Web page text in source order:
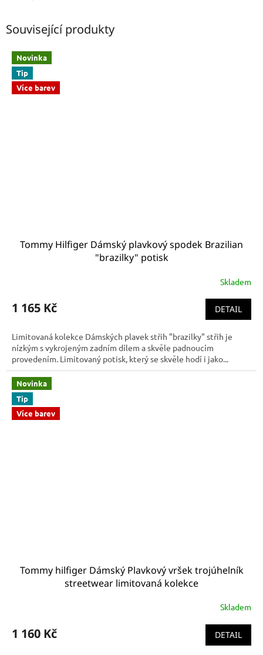
Související produkty
Novinka
Tip
Více barev
Tommy Hilfiger Dámský plavkový spodek Brazilian
"brazilky" potisk
Skladem
1 165 Kč DETAIL
Limitovaná kolekce Dámských plavek střih "brazilky" střih je
nízkým s vykrojeným zadním dílem a skvěle padnoucím
provedením. Limitovaný potisk, který se skvěle hodí i jako...
Novinka
Tip
Více barev
Tommy hilfiger Dámský Plavkový vršek trojúhelník
streetwear limitovaná kolekce
Skladem
1 160 Kč DETAIL